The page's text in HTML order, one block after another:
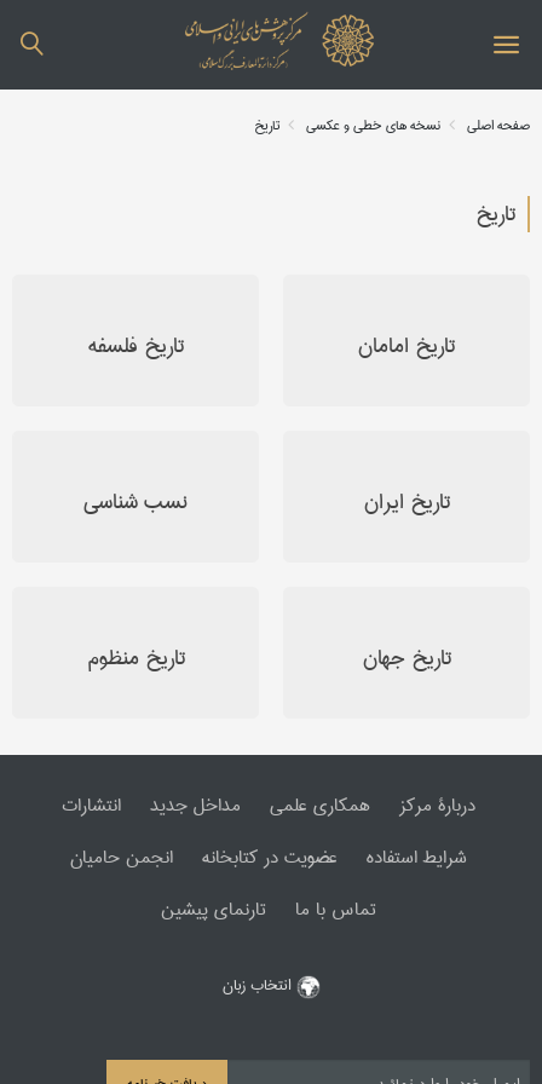
صفحه اصلی نسخه های خطی و عکسی تاریخ
تاریخ
تاریخ امامان تاریخ فلسفه
تاریخ ایران نسب شناسی
تاریخ جهان تاریخ منظوم
دربارۀ مرکز همکاری علمی مداخل جدید
انتشارات
شرایط استفاده
عضویت در کتابخانه
انجمن حامیان
تماس با ما
تارنمای پیشین
انتخاب زبان